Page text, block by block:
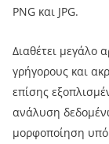
PNG και JPG.
Διαθέτει μεγάλο
γρήγορους και
επίσης
ανάλυση
μορφοποίηση υπό